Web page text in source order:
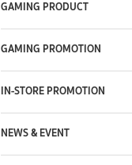
GAMING PRODUCT
GAMING PROMOTION
IN-STORE PROMOTION
NEWS & EVENT